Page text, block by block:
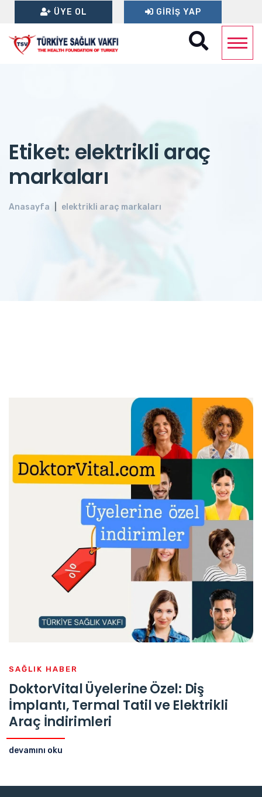
ÜYE OL GIRIŞ YAP
Etiket: elektrikli araç
markaları
Anasayfa elektrikli araç markaları
SAĞLIK HABER
DoktorVital Üyelerine Özel: Diş
İmplantı, Termal Tatil ve Elektrikli
Araç İndirimleri
devamını oku